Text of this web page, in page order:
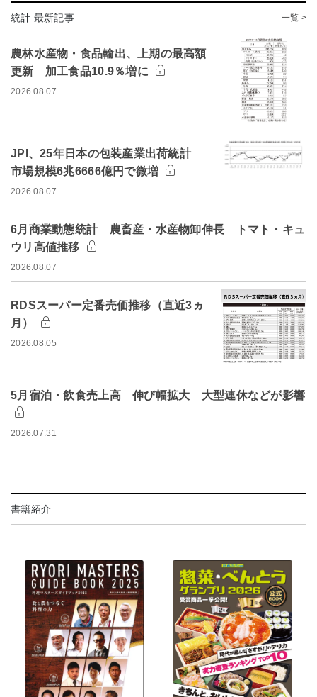
統計 最新記事 一覧 >
農林水産物・食品輸出、上期の最高額
更新 加工食品10.9％増に
2026.08.07
JPI、25年日本の包装産業出荷統計
市場規模6兆6666億円で微増
2026.08.07
6月商業動態統計 農畜産・水産物卸伸長 トマト・キュ
ウリ高値推移
2026.08.07
RDSスーパー定番売価推移（直近3ヵ
月）
2026.08.05
5月宿泊・飲食売上高 伸び幅拡大 大型連休などが影響
2026.07.31
書籍紹介